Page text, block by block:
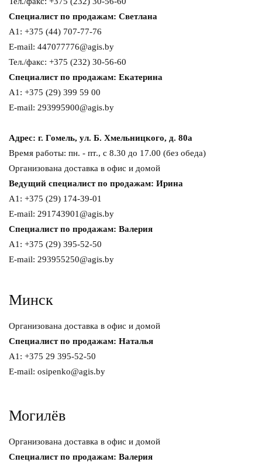
Специалист по продажам: Светлана
A1: +375 (44) 707-77-76
E-mail: 447077776@agis.by
Тел./факс: +375 (232) 30-56-60
Специалист по продажам: Екатерина
A1: +375 (29) 399 59 00
E-mail: 293995900@agis.by
Адрес: г. Гомель, ул. Б. Хмельницкого, д. 80а
Время работы: пн. - пт., с 8.30 до 17.00 (без обеда)
Организована доставка в офис и домой
Ведущий специалист по продажам: Ирина
A1: +375 (29) 174-39-01
E-mail: 291743901@agis.by
Специалист по продажам: Валерия
A1: +375 (29) 395-52-50
E-mail: 293955250@agis.by
Минск
Организована доставка в офис и домой
Специалист по продажам: Наталья
A1: +375 29 395-52-50
E-mail: osipenko@agis.by
Могилёв
Организована доставка в офис и домой
Специалист по продажам: Валерия